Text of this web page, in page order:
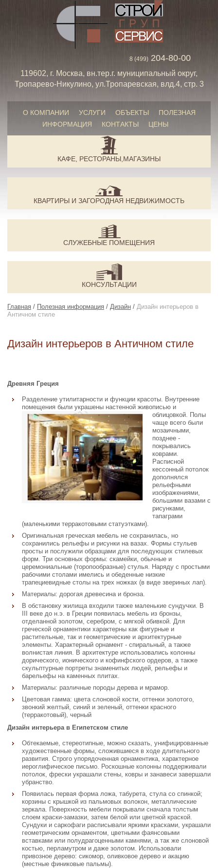
8 (499)204-80-00
119602, г. Москва, вн.тер.г. муниципальный округ,
Тропарево-Никулино, ул.Тропаревская, влд.4, стр. 3
О КОМПАНИИ УСЛУГИ ОБЪЕКТЫ
ПОЛЕЗНАЯ
ИНФОРМАЦИЯ
КОНТАКТЫ ЦЕНЫ
КАФЕ, РЕСТОРАНЫ,МАГАЗИНЫ
КВАРТИРЫ И ЗАГОРОДНАЯ НЕДВИЖИМОСТЬ
СЛУЖЕБНЫЕ ПОМЕЩЕНИЯ
КОНСУЛЬТАЦИИ
Главная / Полезная информация / Дизайн / Дизайн интерьеров в
Античном стиле
Дизайн интерьеров в Античном стиле
Древняя Греция
Разделение утилитарности и функции красоты. Внутренние
помещения были украшены настенной живописью и
облицовкой. Полы
чаще всего были
мозаичными,
позднее -
покрывались
коврами.
Расписной
кессонный потолок
дополнялся
рельефными
изображениями,
большими вазами с
рисунками,
тапаграми
(маленькими терракотовыми статуэтками).
Оригинальная греческая мебель не сохранилась, но
сохранились рельефы и рисунки на вазах. Формы стульев
просты и послужили образцами для последующих стилевых
форм. Три основных формы: скамейки, обычные и
церемониальные (торопообразные) стулья. Наряду с простыми
рабочими столами имелись и обеденные низкие
трапециевидные столы на трех ножках (в виде звериных лап).
Материалы: дорогая древесина и бронза.
В обстановку жилища входили также маленькие сундучки. В
III веке до н.э. в Греции появилась мебель из бронзы,
отделанной золотом, серебром, с мягкой обивкой. Для
греческой орнаментики характерны как фигурные и
растительные, так и геометрические и архитектурные
элементы. Характерный орнамент - спиральный, а также
волнистая линия. В архитектуре использовались колонны
дорического, ионического и кофинфского ордеров, а также
скульптурные портреты знаменитых людей, рельефы и
барельефы на каменных плитах.
Материалы: различные породы дерева и мрамор.
Цветовая гамма: цвета слоновой кости, оттенки золотого,
звонкий желтый, синий и зеленый, оттенки красного
(терракотовый), черный
Дизайн интерьера в Египетском стиле
Обтекаемые, стереотипные, можно сказать, унифицированные
художественные формы, сложившиеся в ходе длительного
развития. Строго упорядоченная орнаментика, характерное
иероглифическое письмо. Роскошные колонны поддерживали
потолок, фрески украшали стены, ковры и занавеси завершали
убранство.
Появилась первая форма ложа, табурета, стула со спинкой;
корзины с крышкой из пальмовых волокон, металлические
зеркала. Поверхность мебели покрывали сначала толстым
слоем краски-замазки, затем белой или цветной краской.
Сундуки и саркофаги расписывали яркими красками, украшали
геометрическим орнаментом, цветными фаянсовыми
вставками или полудрагоценными камнями, а так же слоновой
костью, перламутром и даже золотом. Использовали
привозное дерево: сикомор, оливковое дерево и акацию
(местные финиковые пальмы).